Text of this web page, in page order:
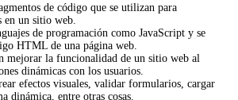
de código que se utilizan para
en un sitio web.
de programación como JavaScript y se
HTML de una página web.
mejorar la funcionalidad de un sitio web al
dinámicas con los usuarios.
efectos visuales, validar formularios, cargar
dinámica, entre otras cosas.